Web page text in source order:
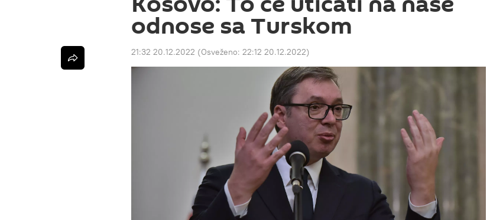
odnose sa Turskom
21:32 20.12.2022 (Osveženo: 22:12 20.12.2022)